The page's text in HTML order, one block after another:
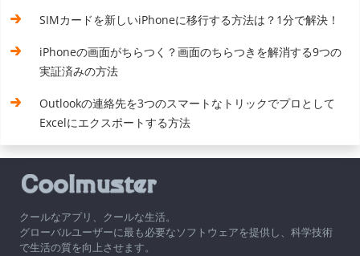
SIMカードを新しいiPhoneに移行する方法は？1分で解決！
iPhoneの画面がちらつく？画面のちらつきを解消する9つの
実証済みの方法
Outlookの連絡先を3つのスマートなトリックでプロとして
Excelにエクスポートする方法
クールなアプリ、クールな生活。
グローバルユーザーに最も必要なソフトウェアを提供し、科学技術
で生活の質を向上させます。